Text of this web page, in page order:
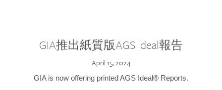
GIA推出紙質版AGS Ideal報告
April 15, 2024
GIA is now offering printed AGS Ideal® Reports.